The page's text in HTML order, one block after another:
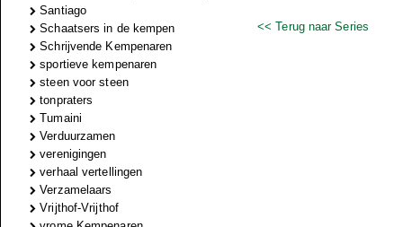
Santiago
Schaatsers in de kempen
Schrijvende Kempenaren
sportieve kempenaren
steen voor steen
tonpraters
Tumaini
Verduurzamen
verenigingen
verhaal vertellingen
Verzamelaars
Vrijthof-Vrijthof
<< Terug naar Series